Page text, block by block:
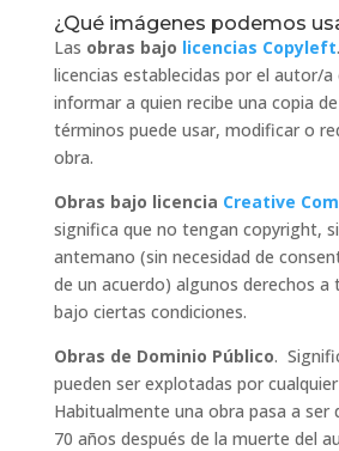
¿Qué imágenes podemos
Las obras bajo licencias Copyleft
licencias establecidas por el autor/
informar a quien recibe una copia
términos puede usar, modificar o
obra.
Obras bajo licencia Creative
significa que no tengan copyright,
antemano (sin necesidad de
de un acuerdo) algunos derechos a
bajo ciertas condiciones.
Obras de Dominio Público.
pueden ser explotadas por
Habitualmente una obra pasa a ser
70 años después de la muerte del